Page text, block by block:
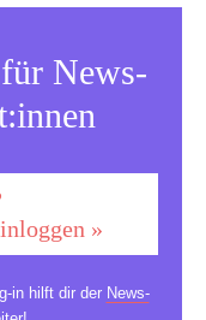
News-
»
in hilft dir der News-